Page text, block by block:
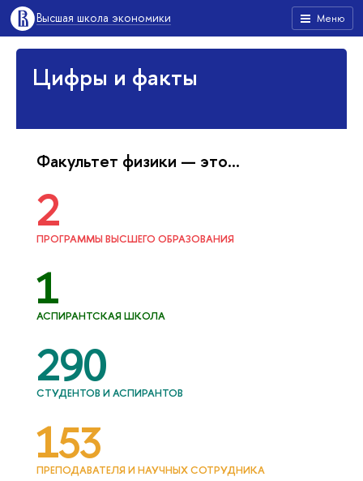
Меню
Высшая школа экономики
Цифры и факты
Факультет физики — это...
2
ПРОГРАММЫ ВЫСШЕГО ОБРАЗОВАНИЯ
1
АСПИРАНТСКАЯ ШКОЛА
290
СТУДЕНТОВ И АСПИРАНТОВ
153
ПРЕПОДАВАТЕЛЯ И НАУЧНЫХ СОТРУДНИКА